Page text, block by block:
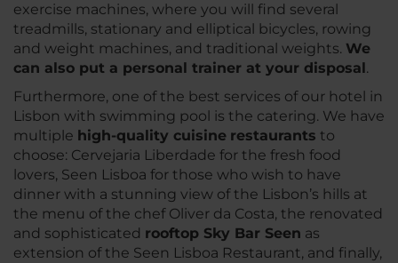
exercise machines, where you will find several
treadmills, stationary and elliptical bicycles, rowing
and weight machines, and traditional weights. We
can also put a personal trainer at your disposal .
Furthermore, one of the best services of our hotel in
Lisbon with swimming pool is the catering. We have
multiple high-quality cuisine restaurants to
choose: Cervejaria Liberdade for the fresh food
lovers, Seen Lisboa for those who wish to have
dinner with a stunning view of the Lisbon’s hills at
the menu of the chef Oliver da Costa, the renovated
and sophisticated rooftop Sky Bar Seen as
extension of the Seen Lisboa Restaurant, and finally,